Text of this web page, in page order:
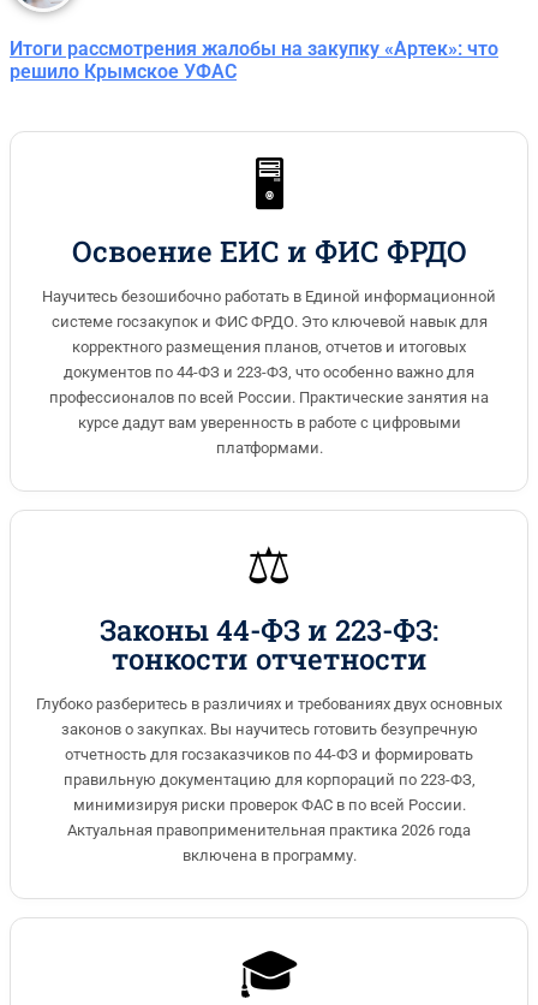
Итоги рассмотрения жалобы на закупку «Артек»: что
решило Крымское УФАС
🖥️
Освоение ЕИС и ФИС ФРДО
Научитесь безошибочно работать в Единой информационной
системе госзакупок и ФИС ФРДО. Это ключевой навык для
корректного размещения планов, отчетов и итоговых
документов по 44-ФЗ и 223-ФЗ, что особенно важно для
профессионалов по всей России. Практические занятия на
курсе дадут вам уверенность в работе с цифровыми
платформами.
⚖️
Законы 44-ФЗ и 223-ФЗ:
тонкости отчетности
Глубоко разберитесь в различиях и требованиях двух основных
законов о закупках. Вы научитесь готовить безупречную
отчетность для госзаказчиков по 44-ФЗ и формировать
правильную документацию для корпораций по 223-ФЗ,
минимизируя риски проверок ФАС в по всей России.
Актуальная правоприменительная практика 2026 года
включена в программу.
🎓